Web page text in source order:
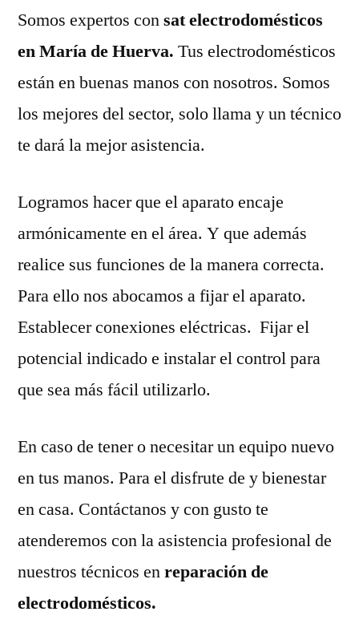
Somos expertos consat electrodomésticos
en María de Huerva. Tus electrodomésticos
están en buenas manos con nosotros. Somos
los mejores del sector, solo llama y un técnico
te dará la mejor asistencia.
Logramos hacer que el aparato encaje
armónicamente en el área. Y que además
realice sus funciones de la manera correcta.
Para ello nos abocamos a fijar el aparato.
Establecer conexiones eléctricas. Fijar el
potencial indicado e instalar el control para
que sea más fácil utilizarlo.
En caso de tener o necesitar un equipo nuevo
en tus manos. Para el disfrute de y bienestar
en casa. Contáctanos y con gusto te
atenderemos con la asistencia profesional de
nuestros técnicos enreparación de
electrodomésticos.